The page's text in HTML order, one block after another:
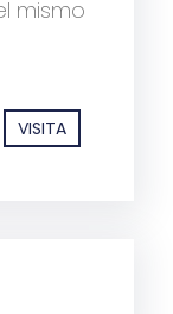
mismo
VISITA